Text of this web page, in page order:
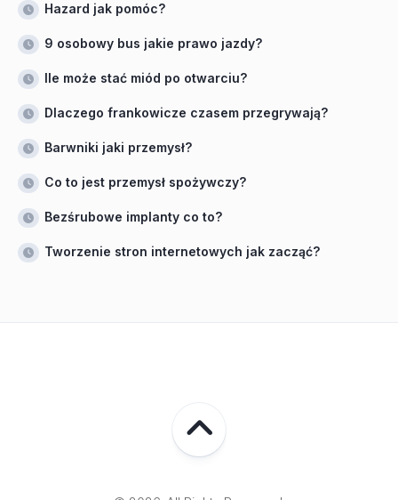
Hazard jak pomóc?
9 osobowy bus jakie prawo jazdy?
Ile może stać miód po otwarciu?
Dlaczego frankowicze czasem przegrywają?
Barwniki jaki przemysł?
Co to jest przemysł spożywczy?
Bezśrubowe implanty co to?
Tworzenie stron internetowych jak zacząć?